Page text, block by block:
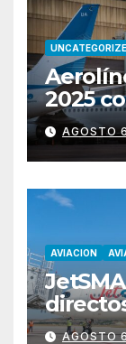
2025
a AGOSTO
AVIACION
AGOSTO